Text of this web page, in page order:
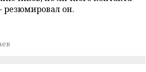
резюмировал он.